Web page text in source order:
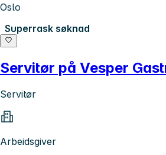
Oslo
Superrask søknad
Servitør på Vesper
Servitør
Arbeidsgiver